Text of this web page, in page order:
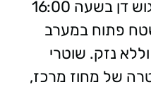
במטח הרקטות אל עבר גוש דן בשעה 16:00
פתוח במערב
נזק. שוטרי
של מחוז מרכז,